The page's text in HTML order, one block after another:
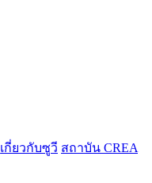
เกี่ยวกับซูวี สถาบัน CREA